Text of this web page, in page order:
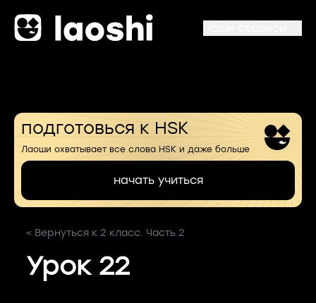
подготовься к HSK
Лаоши охватывает все слова HSK и даже больше
начать учиться
< Вернуться к 2 класс. Часть 2
Урок 22